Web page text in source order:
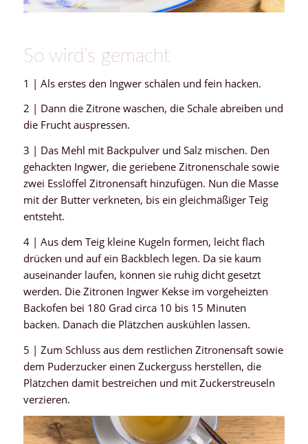
So wird’s gemacht
1 | Als erstes den Ingwer schälen und fein hacken.
2 | Dann die Zitrone waschen, die Schale abreiben und
die Frucht auspressen.
3 | Das Mehl mit Backpulver und Salz mischen. Den
gehackten Ingwer, die geriebene Zitronenschale sowie
zwei Esslöffel Zitronensaft hinzufügen. Nun die Masse
mit der Butter verkneten, bis ein gleichmäßiger Teig
entsteht.
4 | Aus dem Teig kleine Kugeln formen, leicht flach
drücken und auf ein Backblech legen. Da sie kaum
auseinander laufen, können sie ruhig dicht gesetzt
werden. Die Zitronen Ingwer Kekse im vorgeheizten
Backofen bei 180 Grad circa 10 bis 15 Minuten
backen. Danach die Plätzchen auskühlen lassen.
5 | Zum Schluss aus dem restlichen Zitronensaft sowie
dem Puderzucker einen Zuckerguss herstellen, die
Plätzchen damit bestreichen und mit Zuckerstreuseln
verzieren.